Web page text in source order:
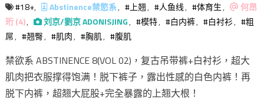
#18+, Abstinence禁慾系, #上翘, #人鱼线, #体育生,
何昂
珩 (4), 刘京/劉京 ADONISJING, #模特, #白内裤, #白衬衫, #粗
屌, #翘臀, #肌肉, #胸肌, #腹肌
禁欲系 ABSTINENCE 8(VOL 02)，复古吊带裤+白衬衫，超大
肌肉把衣服撑得饱满！脱下裤子，露出性感的白色内裤！再
脱下内裤，超翘大屁股+完全暴露的上翘大根！